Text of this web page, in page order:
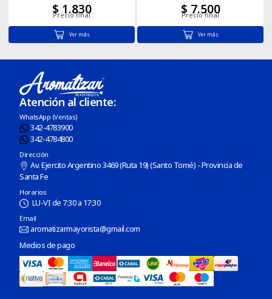
$ 1.830
Precio final
Ver más
$ 7.500
Precio final
Ver más
Atención al cliente:
WhatsApp (Ventas)
342-4783900
342-4784800
Dirección
Av. Ejercito Argentino 3469 (Ruta 19) (Santo Tomé) - Provincia de
Santa Fe
Horarios
LU-VI de 7:30 a 17:30
Email
aromatizarmayorista@gmail.com
Medios de pago